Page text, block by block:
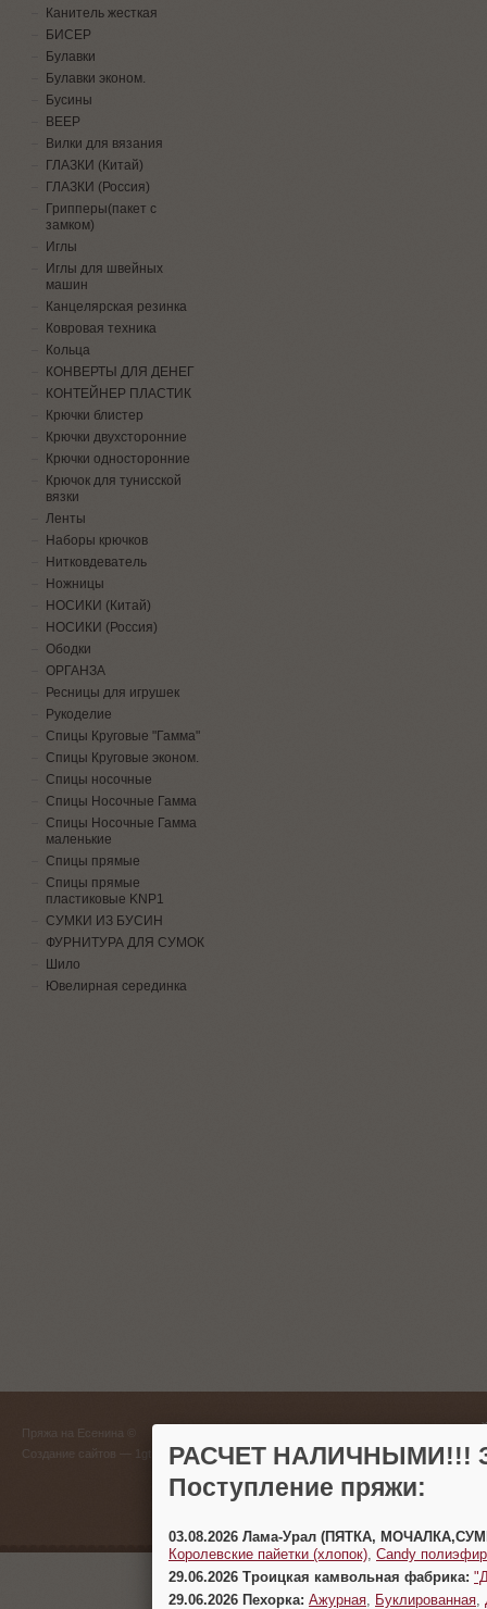
Канитель жесткая
БИСЕР
Булавки
Булавки эконом.
Бусины
ВЕЕР
Вилки для вязания
ГЛАЗКИ (Китай)
ГЛАЗКИ (Россия)
Грипперы(пакет с
замком)
Иглы
Иглы для швейных
машин
Канцелярская резинка
Ковровая техника
Кольца
КОНВЕРТЫ ДЛЯ ДЕНЕГ
КОНТЕЙНЕР ПЛАСТИК
Крючки блистер
Крючки двухсторонние
Крючки односторонние
Крючок для тунисской
вязки
Ленты
Наборы крючков
Нитковдеватель
Ножницы
НОСИКИ (Китай)
НОСИКИ (Россия)
Ободки
ОРГАНЗА
Ресницы для игрушек
Рукоделие
Спицы Круговые "Гамма"
Спицы Круговые эконом.
Спицы носочные
Спицы Носочные Гамма
Спицы Носочные Гамма
маленькие
Спицы прямые
Спицы прямые
пластиковые KNP1
СУМКИ ИЗ БУСИН
ФУРНИТУРА ДЛЯ СУМОК
Шило
Ювелирная серединка
Пряжа на Есенина ©
Создание сайтов
(383)
г.
РАСЧЕТ НАЛИЧНЫМИ!!!
Поступление пряжи:
03.08.2026 Лама-Урал (ПЯТКА,
Королевские пайетки (хлопок) Candy
29.06.2026 Троицкая камвольная фабрика:
29.06.2026 Пехорка: Ажурная Буклированная